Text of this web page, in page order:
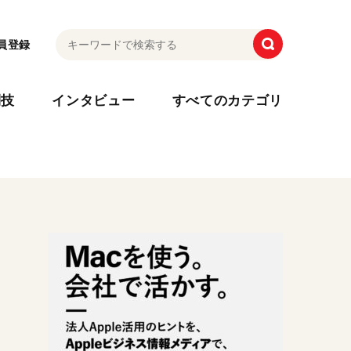
登録
インタビュー すべてのカテゴリ